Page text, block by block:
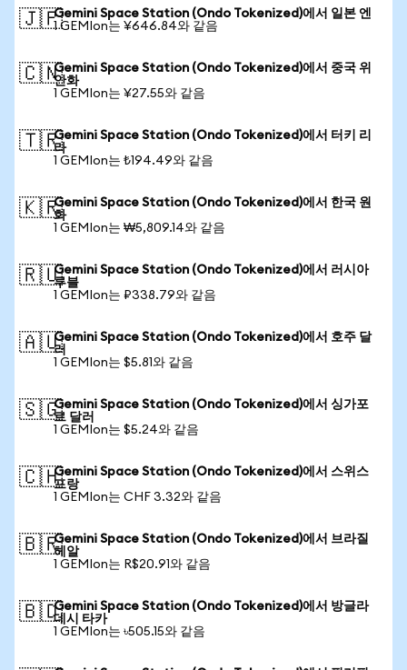
🇯🇵Gemini Space Station (Ondo Tokenized)에서 일본 엔
1 GEMIon는 ¥646.84와 같음
🇨🇳Gemini Space Station (Ondo Tokenized)에서 중국 위
안화
1 GEMIon는 ¥27.55와 같음
🇹🇷Gemini Space Station (Ondo Tokenized)에서 터키 리
라
1 GEMIon는 ₺194.49와 같음
🇰🇷Gemini Space Station (Ondo Tokenized)에서 한국 원
화
1 GEMIon는 ₩5,809.14와 같음
🇷🇺Gemini Space Station (Ondo Tokenized)에서 러시아
루블
1 GEMIon는 ₽338.79와 같음
🇦🇺Gemini Space Station (Ondo Tokenized)에서 호주 달
러
1 GEMIon는 $5.81와 같음
🇸🇬Gemini Space Station (Ondo Tokenized)에서 싱가포
르 달러
1 GEMIon는 $5.24와 같음
🇨🇭Gemini Space Station (Ondo Tokenized)에서 스위스
프랑
1 GEMIon는 CHF 3.32와 같음
🇧🇷Gemini Space Station (Ondo Tokenized)에서 브라질
헤알
1 GEMIon는 R$20.91와 같음
🇧🇩Gemini Space Station (Ondo Tokenized)에서 방글라
데시 타카
1 GEMIon는 ৳505.15와 같음